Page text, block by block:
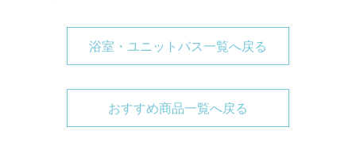
浴室・ユニットバス一覧へ戻る
おすすめ商品一覧へ戻る